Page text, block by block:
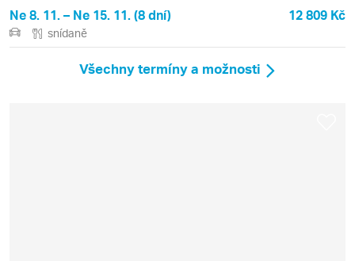
Ne 8. 11. – Ne 15. 11. (8 dní) 12 809 Kč
snídaně
Všechny termíny a možnosti